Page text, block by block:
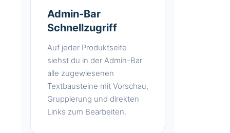
Admin-Bar
Schnellzugriff
Auf jeder Produktseite
siehst du in der Admin-Bar
alle zugewiesenen
Textbausteine mit Vorschau,
Gruppierung und direkten
Links zum Bearbeiten.